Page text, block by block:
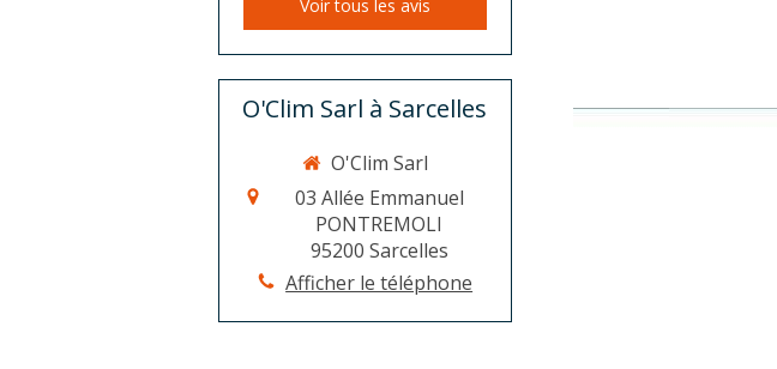
Voir tous les avis
O'Clim Sarl à Sarcelles
O'Clim Sarl
03 Allée Emmanuel
PONTREMOLI
95200 Sarcelles
Afficher le téléphone